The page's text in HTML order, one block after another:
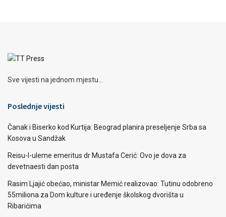
Sve vijesti na jednom mjestu...
Poslednje vijesti
Čanak i Biserko kod Kurtija: Beograd planira preseljenje Srba sa
Kosova u Sandžak
Reisu-l-uleme emeritus dr Mustafa Cerić: Ovo je dova za
devetnaesti dan posta
Rasim Ljajić obećao, ministar Memić realizovao: Tutinu odobreno
55miliona za Dom kulture i uređenje školskog dvorišta u
Ribarićima